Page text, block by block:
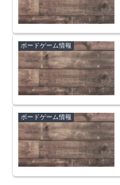
ボードゲーム情報
ボードゲーム情報